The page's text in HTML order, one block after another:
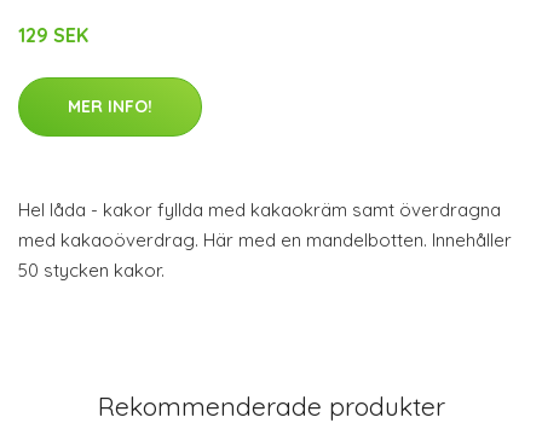
129 SEK
MER INFO!
Hel låda - kakor fyllda med kakaokräm samt överdragna
med kakaoöverdrag. Här med en mandelbotten. Innehåller
50 stycken kakor.
Rekommenderade produkter